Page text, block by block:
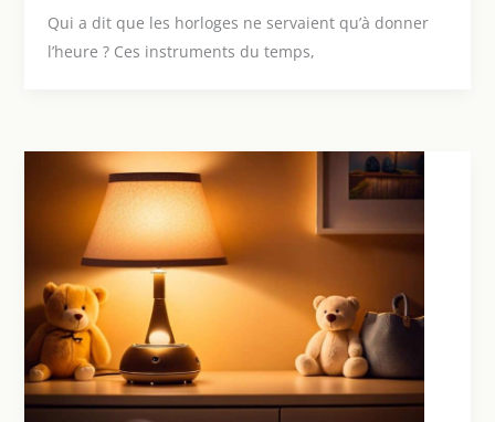
Qui a dit que les horloges ne servaient qu’à donner
l’heure ? Ces instruments du temps,